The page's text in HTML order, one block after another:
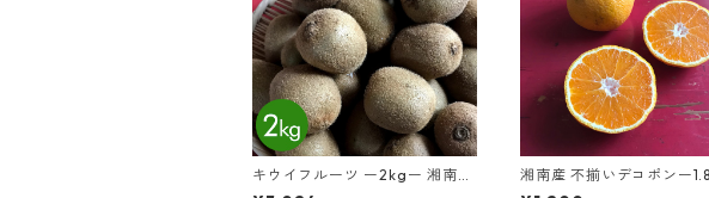
キウイフルーツ ー2kgー 湘南産
「ヘイワード」
湘南産 不揃いデコポンー
ー